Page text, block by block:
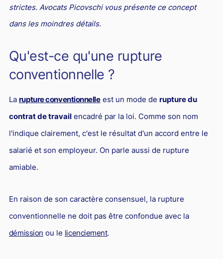
L'industrie
Droit aérien
Communication et nouvelles technologies
Grande entreprise
Droit de l'environnement et des énergies renouvelables
Concurrence déloyale
Transport
Restructuration d'entreprise
Droit et Fiscalité du marché de l'Art
Responsabilité Sociétale des Entreprises (R.S.E)
strictes. Avocats Picovschi vous présente ce concept
dans les moindres détails.
Qu'est-ce qu'une rupture
conventionnelle ?
La rupture conventionnelleest un mode de rupture du
contrat de travailencadré par la loi. Comme son nom
l'indique clairement, c'est le résultat d'un accord entre le
salarié et son employeur. On parle aussi de rupture
amiable.
En raison de son caractère consensuel, la rupture
conventionnelle ne doit pas être confondue avec la
démission ou le licenciement.